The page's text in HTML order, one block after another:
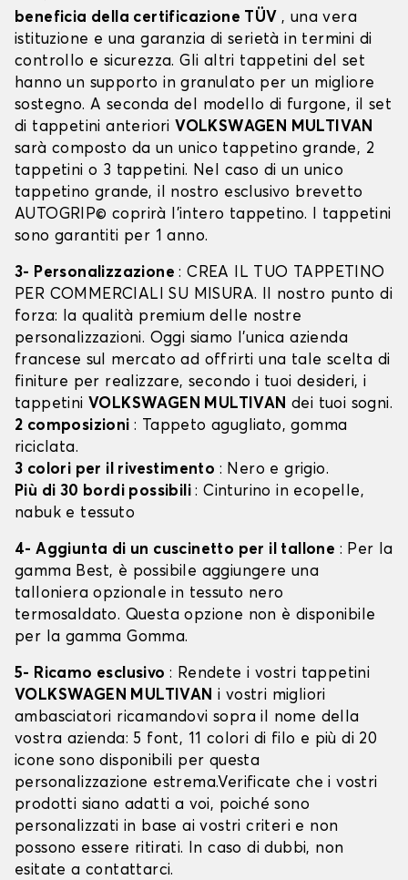
beneficia della certificazione TÜV , una vera
istituzione e una garanzia di serietà in termini di
controllo e sicurezza. Gli altri tappetini del set
hanno un supporto in granulato per un migliore
sostegno. A seconda del modello di furgone, il set
di tappetini anteriori VOLKSWAGEN MULTIVAN
sarà composto da un unico tappetino grande, 2
tappetini o 3 tappetini. Nel caso di un unico
tappetino grande, il nostro esclusivo brevetto
AUTOGRIP© coprirà l'intero tappetino. I tappetini
sono garantiti per 1 anno.
3- Personalizzazione: CREA IL TUO TAPPETINO
PER COMMERCIALI SU MISURA. Il nostro punto di
forza: la qualità premium delle nostre
personalizzazioni. Oggi siamo l’unica azienda
francese sul mercato ad offrirti una tale scelta di
finiture per realizzare, secondo i tuoi desideri, i
tappetini VOLKSWAGEN MULTIVAN dei tuoi sogni.
2 composizioni : Tappeto agugliato, gomma
riciclata.
3 colori per il rivestimento : Nero e grigio.
Più di 30 bordi possibili: Cinturino in ecopelle,
nabuk e tessuto
4- Aggiunta di un cuscinetto per il tallone : Per la
gamma Best, è possibile aggiungere una
talloniera opzionale in tessuto nero
termosaldato. Questa opzione non è disponibile
per la gamma Gomma.
5- Ricamo esclusivo : Rendete i vostri tappetini
VOLKSWAGEN MULTIVAN i vostri migliori
ambasciatori ricamandovi sopra il nome della
vostra azienda: 5 font, 11 colori di filo e più di 20
icone sono disponibili per questa
personalizzazione estrema.Verificate che i vostri
prodotti siano adatti a voi, poiché sono
personalizzati in base ai vostri criteri e non
possono essere ritirati. In caso di dubbi, non
esitate a contattarci.